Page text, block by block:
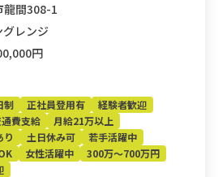
龍間308-1
グレンジ
円
制 正社員登用有
経験者歓迎
費支給
月給21万以上
り 土日休み可
若手活躍中
女性活躍中
300万～700万円